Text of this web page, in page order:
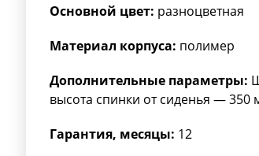
Основной цвет: разноцветная
Материал корпуса: полимер
Дополнительные параметры:
высота спинки от сиденья — 350
Гарантия, месяцы: 12